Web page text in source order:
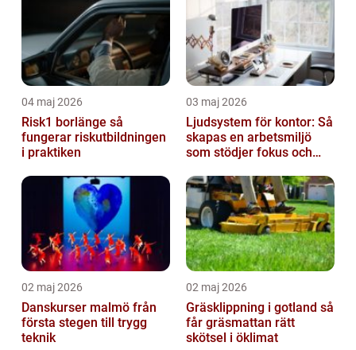
04 maj 2026
Risk1 borlänge så
fungerar riskutbildningen
i praktiken
03 maj 2026
Ljudsystem för kontor: Så
skapas en arbetsmiljö
som stödjer fokus och
02 maj 2026
Danskurser malmö från
första stegen till trygg
teknik
02 maj 2026
Gräsklippning i gotland så
får gräsmattan rätt
skötsel i öklimat